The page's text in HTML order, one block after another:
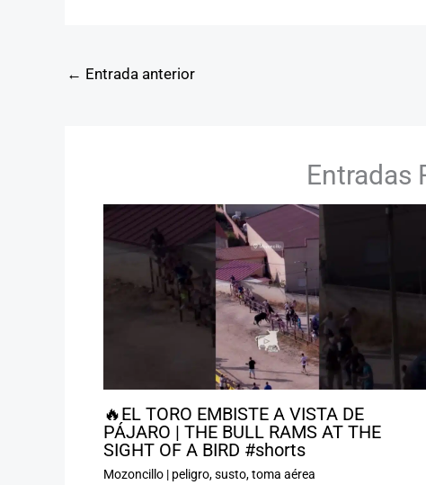
← Entrada anterior
Entradas
🔥EL TORO EMBISTE A VISTA DE
PÁJARO | THE BULL RAMS AT THE
SIGHT OF A BIRD #shorts
Mozoncillo| peligro,susto,toma aérea